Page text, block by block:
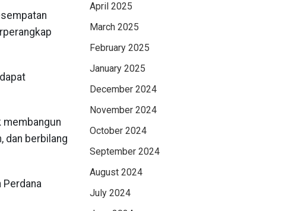
membangun
dan berbilang
April 2025
March 2025
February 2025
January 2025
December 2024
November 2024
October 2024
September 2024
August 2024
July 2024